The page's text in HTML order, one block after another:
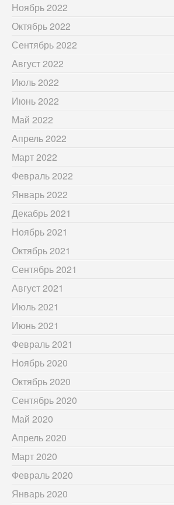
Ноябрь 2022
Октябрь 2022
Сентябрь 2022
Август 2022
Июль 2022
Июнь 2022
Май 2022
Апрель 2022
Март 2022
Февраль 2022
Январь 2022
Декабрь 2021
Ноябрь 2021
Октябрь 2021
Сентябрь 2021
Август 2021
Июль 2021
Июнь 2021
Февраль 2021
Ноябрь 2020
Октябрь 2020
Сентябрь 2020
Май 2020
Апрель 2020
Март 2020
Февраль 2020
Январь 2020